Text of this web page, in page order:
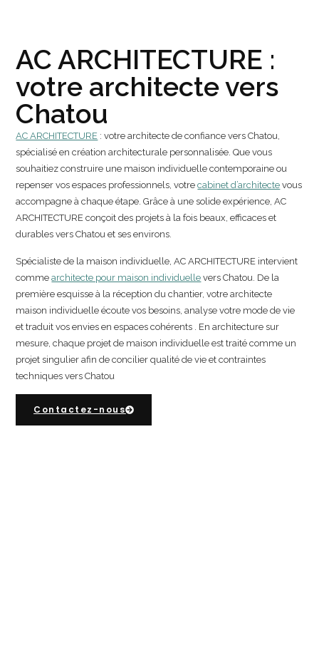
AC ARCHITECTURE :
votre architecte vers
Chatou
AC ARCHITECTURE : votre architecte de confiance vers Chatou,
spécialisé en création architecturale personnalisée. Que vous
souhaitiez construire une maison individuelle contemporaine ou
repenser vos espaces professionnels, votrecabinet d’architecte vous
accompagne à chaque étape. Grâce à une solide expérience, AC
ARCHITECTURE conçoit des projets à la fois beaux, efficaces et
durables vers Chatou et ses environs.
Spécialiste de la maison individuelle, AC ARCHITECTURE intervient
commearchitecte pour maison individuelle vers Chatou. De la
première esquisse à la réception du chantier, votre architecte
maison individuelle écoute vos besoins, analyse votre mode de vie
et traduit vos envies en espaces cohérents . En architecture sur
mesure, chaque projet de maison individuelle est traité comme un
projet singulier afin de concilierqualité de vie et contraintes
techniques vers Chatou
Contactez-nous